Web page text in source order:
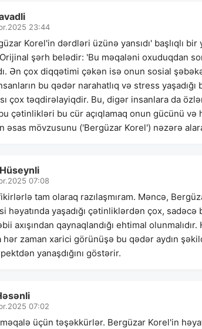
23:44
Korel'in dərdləri üzünə yansıdı' başlıqlı
Orijinal şərh belədir: 'Bu məqaləni oxuduqdan
Ən çox diqqətimi çəkən isə onun sosial
bu qədər narahatlıq və stress
çox təqdirəlayiqdir. Bu, digər insanlara da
bu çətinlikləri bu cür açıqlamaq onun gücünü
əsas mövzusunu ('Bergüzar Korel') nəzərə
07:08
fikirlərlə tam olaraq razılaşmıram. Məncə,
həyatında yaşadığı çətinliklərdən çox,
axışından qaynaqlandığı ehtimal
hər zaman xarici görünüşə bu qədər aydın
yanaşdığını göstərir.
07:02
üçün təşəkkürlər. Bergüzar Korel'in